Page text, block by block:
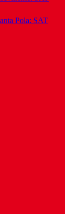
Pola: SAT